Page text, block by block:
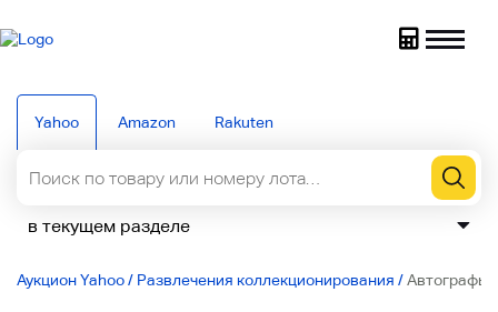
Yahoo Amazon Rakuten
Аукцион Yahoo/ Развлечения коллекционирования /Автографы